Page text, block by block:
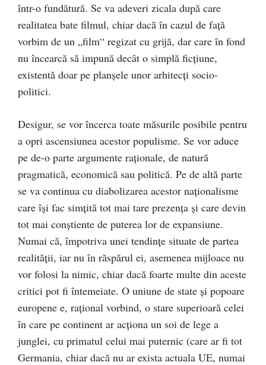
într-o fundătură. Se va adeveri zicala după care
realitatea bate filmul, chiar dacă în cazul de faţă
vorbim de un „film“ regizat cu grijă, dar care în fond
nu încearcă să impună decât o simplă ficţiune,
existentă doar pe planşele unor arhitecţi socio-
politici.
Desigur, se vor încerca toate măsurile posibile pentru
a opri ascensiunea acestor populisme. Se vor aduce
pe de-o parte argumente raţionale, de natură
pragmatică, economică sau politică. Pe de altă parte
se va continua cu diabolizarea acestor naţionalisme
care îşi fac simţită tot mai tare prezenţa şi care devin
tot mai conştiente de puterea lor de expansiune.
Numai că, împotriva unei tendinţe situate de partea
realităţii, iar nu în răspărul ei, asemenea mijloace nu
vor folosi la nimic, chiar dacă foarte multe din aceste
critici pot fi întemeiate. O uniune de state şi popoare
europene e, raţional vorbind, o stare superioară celei
în care pe continent ar acţiona un soi de lege a
junglei, cu primatul celui mai puternic (care ar fi tot
Germania, chiar dacă nu ar exista actuala UE, numai